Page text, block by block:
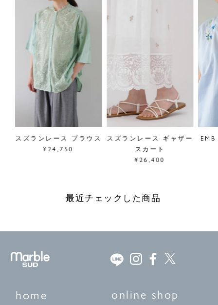
サイズをお悩みの方へ
スズランレース ブラウス
¥24,750
スズランレース ギャザー
スカート
¥26,400
最近チェックした商品
home
online shop